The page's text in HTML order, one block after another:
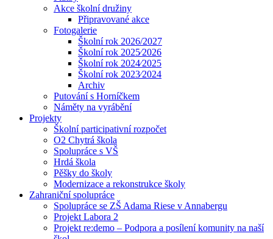
Akce školní družiny
Připravované akce
Fotogalerie
Školní rok 2026/2027
Školní rok 2025⁄2026
Školní rok 2024⁄2025
Školní rok 2023⁄2024
Archiv
Putování s Horníčkem
Náměty na vyrábění
Projekty
Školní participativní rozpočet
O2 Chytrá škola
Spolupráce s VŠ
Hrdá škola
Pěšky do školy
Modernizace a rekonstrukce školy
Zahraniční spolupráce
Spolupráce se ZŠ Adama Riese v Annabergu
Projekt Labora 2
Projekt re:demo – Podpora a posílení komunity na naší